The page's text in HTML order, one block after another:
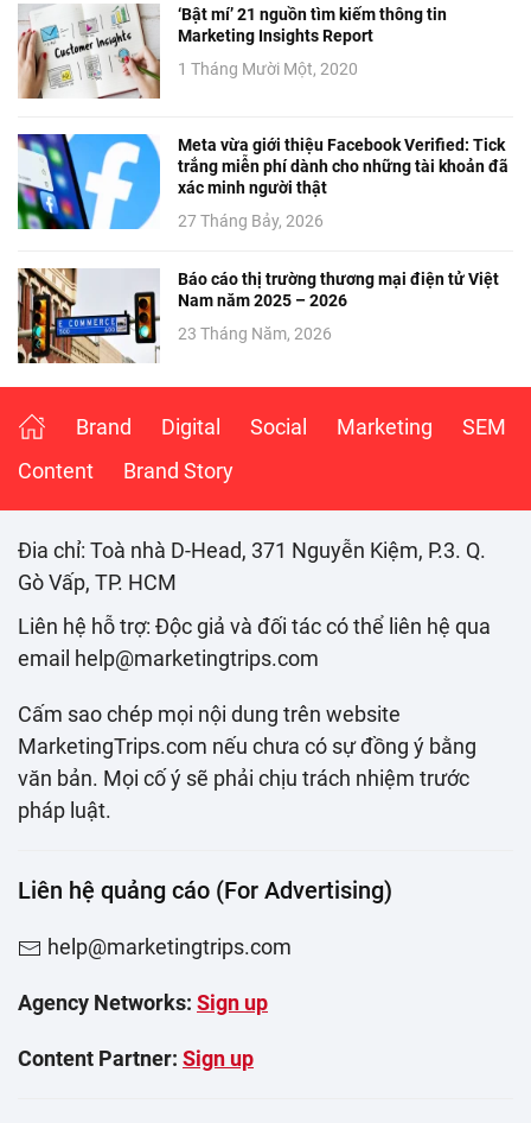
‘Bật mí’ 21 nguồn tìm kiếm thông tin
Marketing Insights Report
1 Tháng Mười Một, 2020
Meta vừa giới thiệu Facebook Verified: Tick
trắng miễn phí dành cho những tài khoản đã
xác minh người thật
27 Tháng Bảy, 2026
Báo cáo thị trường thương mại điện tử Việt
Nam năm 2025 – 2026
23 Tháng Năm, 2026
Brand Digital Social Marketing
SEM
Content
Brand Story
Đia chỉ: Toà nhà D-Head, 371 Nguyễn Kiệm, P.3. Q.
Gò Vấp, TP. HCM
Liên hệ hỗ trợ: Độc giả và đối tác có thể liên hệ qua
email help@marketingtrips.com
Cấm sao chép mọi nội dung trên website
MarketingTrips.com nếu chưa có sự đồng ý bằng
văn bản. Mọi cố ý sẽ phải chịu trách nhiệm trước
pháp luật.
Liên hệ quảng cáo (For Advertising)
help@marketingtrips.com
Agency Networks: Sign up
Content Partner: Sign up